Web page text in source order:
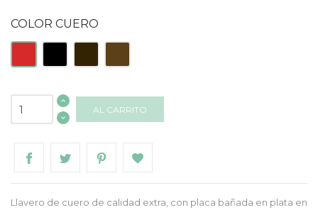
COLOR CUERO
Negro MarrónTabaco
AL CARRITO
Llavero de cuero de calidad extra, con placa bañada en plata en